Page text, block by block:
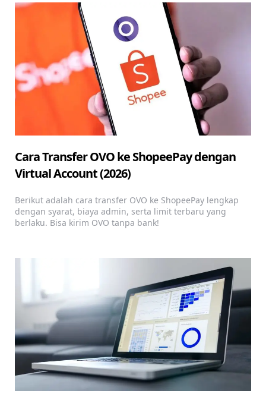
Cara Transfer OVO ke ShopeePay dengan
Virtual Account (2026)
Berikut adalah cara transfer OVO ke ShopeePay lengkap
dengan syarat, biaya admin, serta limit terbaru yang
berlaku. Bisa kirim OVO tanpa bank!